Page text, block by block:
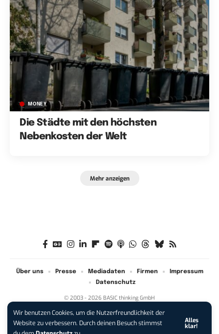
Wir benutzen Cookies, um die Nutzerfreundlichkeit der
Website zu verbessern. Durch deinen Besuch stimmst
Alles
klar!
MONEY
Die Städte mit den höchsten
Nebenkosten der Welt
Mehr anzeigen
© 2003 - 2026 BASIC thinking GmbH
Über uns Presse Mediadaten Firmen
Impressum
Datenschutz